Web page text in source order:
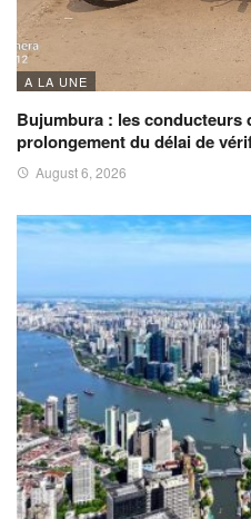
A LA UNE
Bujumbura : les conducteurs
prolongement du délai de
August 6, 2026